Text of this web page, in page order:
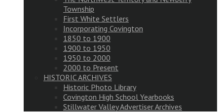
Township
First White Settlers
Incorporating Covington
1850 to 1900
1900 to 1950
1950 to 2000
2000 to Present
HISTORIC ARCHIVES
Historic Photo Library
Covington High School Yearbooks
Stillwater Valley Advertiser Archives